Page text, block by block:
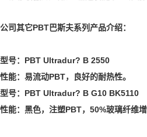
公司其它PBT巴斯夫系列产品介绍：
型号：PBT Ultradur? B 2550
性能：易流动PBT，良好的耐热性。
型号：PBT Ultradur? B G10 BK5110
性能：黑色，注塑PBT，50%玻璃纤维